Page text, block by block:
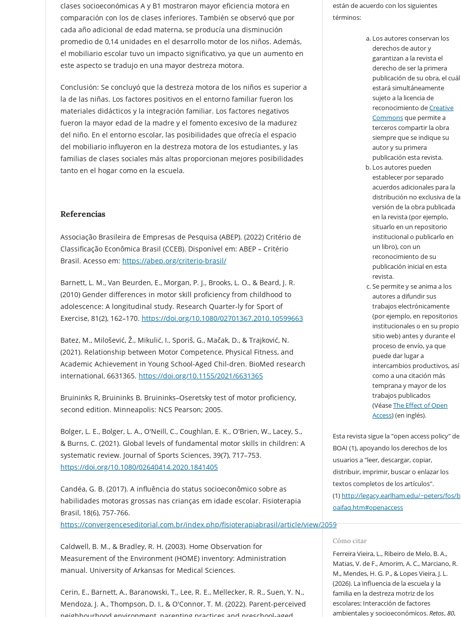
clases socioeconómicas A y B1 mostraron mayor eficiencia motora en
comparación con los de clases inferiores. También se observó que por
cada año adicional de edad materna, se producía una disminución
promedio de 0,14 unidades en el desarrollo motor de los niños. Además,
el mobiliario escolar tuvo un impacto significativo, ya que un aumento en
este aspecto se tradujo en una mayor destreza motora.
Conclusión: Se concluyó que la destreza motora de los niños es superior a
la de las niñas. Los factores positivos en el entorno familiar fueron los
materiales didácticos y la integración familiar. Los factores negativos
fueron la mayor edad de la madre y el fomento excesivo de la madurez
del niño. En el entorno escolar, las posibilidades que ofrecía el espacio
del mobiliario influyeron en la destreza motora de los estudiantes, y las
familias de clases sociales más altas proporcionan mejores posibilidades
tanto en el hogar como en la escuela.
Referencias
Associação Brasileira de Empresas de Pesquisa (ABEP). (2022) Critério de
Classificação Econômica Brasil (CCEB). Disponível em: ABEP – Critério
Brasil. Acesso em: https://abep.org/criterio-brasil/
Barnett, L. M., Van Beurden, E., Morgan, P. J., Brooks, L. O., & Beard, J. R.
(2010) Gender differences in motor skill proficiency from childhood to
adolescence: A longitudinal study. Research Quarter-ly for Sport of
Exercise, 81(2), 162–170. https://doi.org/10.1080/02701367.2010.10599663
Batez, M., Milošević, Ž., Mikulić, I., Sporiš, G., Mačak, D., & Trajković, N.
(2021). Relationship between Motor Competence, Physical Fitness, and
Academic Achievement in Young School-Aged Chil-dren. BioMed research
international, 6631365. https://doi.org/10.1155/2021/6631365
Bruininks R, Bruininks B. Bruininks–Oseretsky test of motor proficiency,
second edition. Minneapolis: NCS Pearson; 2005.
Bolger, L. E., Bolger, L. A., O'Neill, C., Coughlan, E. K., O'Brien, W., Lacey, S.,
& Burns, C. (2021). Global levels of fundamental motor skills in children: A
systematic review. Journal of Sports Sciences, 39(7), 717–753.
https://doi.org/10.1080/02640414.2020.1841405
Candéa, G. B. (2017). A influência do status socioeconômico sobre as
habilidades motoras grossas nas crianças em idade escolar. Fisioterapia
Brasil, 18(6), 757-766.
https://convergenceseditorial.com.br/index.php/fisioterapiabrasil/article/view/2059
Caldwell, B. M., & Bradley, R. H. (2003). Home Observation for
Measurement of the Environment (HOME) inventory: Administration
manual. University of Arkansas for Medical Sciences.
Cerin, E., Barnett, A., Baranowski, T., Lee, R. E., Mellecker, R. R., Suen, Y. N.,
Mendoza, J. A., Thompson, D. I., & O'Connor, T. M. (2022). Parent-perceived
están de acuerdo con los siguientes
términos:
Los autores conservan los
derechos de autor y
garantizan a la revista el
derecho de ser la primera
publicación de su obra, el cuál
estará simultáneamente
sujeto a la licencia de
reconocimiento deCreative
Commonsque permite a
terceros compartir la obra
siempre que se indique su
autor y su primera
publicación esta revista.
Los autores pueden
establecer por separado
acuerdos adicionales para la
distribución no exclusiva de la
versión de la obra publicada
en la revista (por ejemplo,
situarlo en un repositorio
institucional o publicarlo en
un libro), con un
reconocimiento de su
publicación inicial en esta
revista.
Se permite y se anima a los
autores a difundir sus
trabajos electrónicamente
(por ejemplo, en repositorios
institucionales o en su propio
sitio web) antes y durante el
proceso de envío, ya que
puede dar lugar a
intercambios productivos, así
como a una citación más
temprana y mayor de los
trabajos publicados
(VéaseThe Effect of Open
Access) (en inglés).
Esta revista sigue la "open access policy" de
BOAI (1), apoyando los derechos de los
usuarios a "leer, descargar, copiar,
distribuir, imprimir, buscar o enlazar los
textos completos de los artículos".
(1) http://legacy.earlham.edu/~peters/fos/b
oaifaq.htm#openaccess
Cómo citar
Ferreira Vieira, L., Ribeiro de Melo, B. A.,
Matias, V. de F., Amorim, A. C., Marciano, R.
M., Mendes, H. G. P., & Lopes Vieira, J. L.
(2026). La influencia de la escuela y la
familia en la destreza motriz de los
escolares: Interacción de factores
ambientales y socioeconómicos.Retos,80,